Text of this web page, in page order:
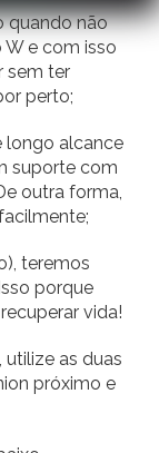
quando não
e com isso
sem ter
perto;
longo alcance
suporte com
outra forma,
teremos
porque
vida!
utilize as duas
próximo e